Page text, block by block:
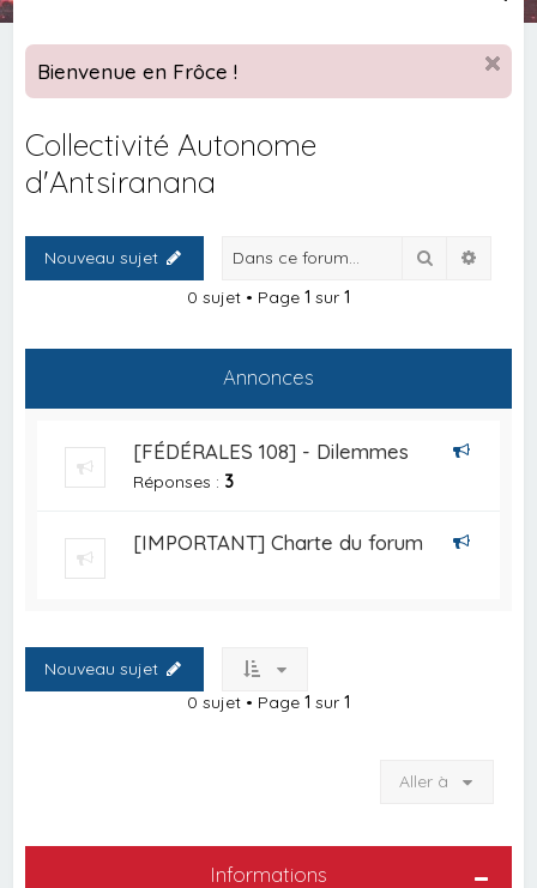
c
h
Bienvenue en Frôce !
Collectivité Autonome
d'Antsiranana
Nouveau sujet Rechercher
0 sujet • Page 1 sur 1
Annonces
[FÉDÉRALES 108] - Dilemmes
Réponses : 3
[IMPORTANT] Charte du forum
Nouveau sujet
0 sujet • Page 1 sur 1
Aller à
Informations